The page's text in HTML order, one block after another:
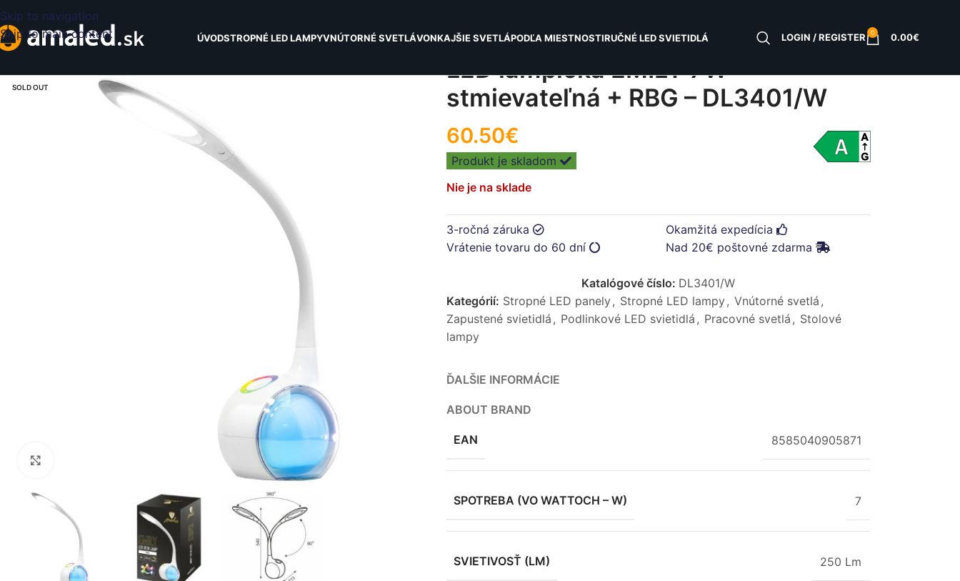
Skip to navigation
Skip to main content
ÚVODSTROPNÉ LED LAMPYVNÚTORNÉ SVETLÁVONKAJŠIE SVETLÁPODĽA MIESTNOSTIRUČNÉ LED SVIETIDLÁ LOGIN / REGISTER 0 0.00€
SOLD OUT
LED lampička EMILY 7W
stmievateľná + RBG – DL3401/W
60.50€
Produkt je skladom
Nie je na sklade
3-ročná záruka
Vrátenie tovaru do 60 dní
Okamžitá expedícia
Nad 20€ poštovné zdarma
Katalógové číslo: DL3401/W
Kategórií: Stropné LED panely, Stropné LED lampy, Vnútorné svetlá ,
Zapustené svietidlá , Podlinkové LED svietidlá , Pracovné svetlá , Stolové
lampy
ĎALŠIE INFORMÁCIE
ABOUT BRAND
EAN 8585040905871
SPOTREBA (VO WATTOCH – W) 7
SVIETIVOSŤ (LM) 250 Lm